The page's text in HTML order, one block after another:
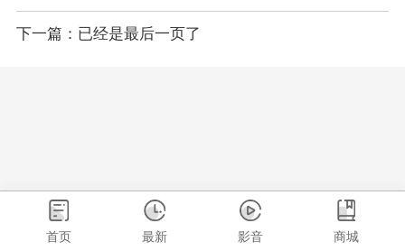
下一篇：已经是最后一页了
首页 最新 影音 商城